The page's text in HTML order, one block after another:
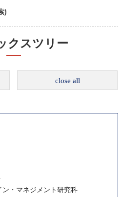
)
クスツリー
close all
・マネジメント研究科